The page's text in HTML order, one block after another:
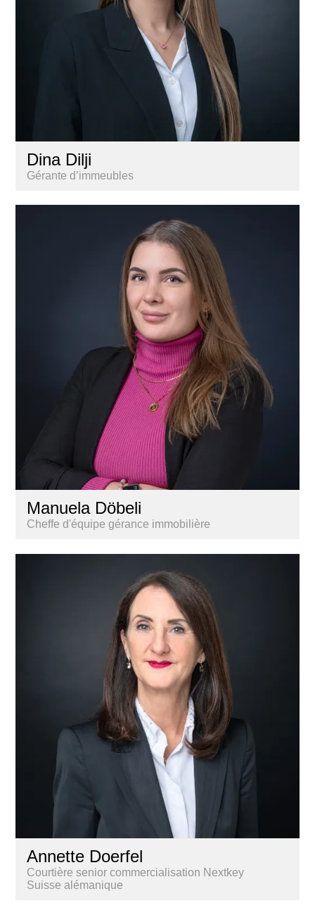
Dina Dilji
Gérante d’immeubles
Manuela Döbeli
Cheffe d'équipe gérance immobilière
Annette Doerfel
Courtière senior commercialisation Nextkey
Suisse alémanique